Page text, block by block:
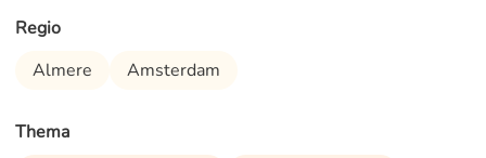
Regio
Almere
Amsterdam
Thema